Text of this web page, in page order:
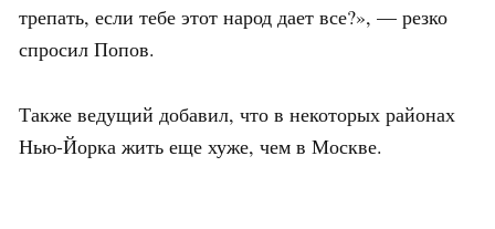
трепать, если тебе этот народ дает все?», — резко
спросил Попов.
Также ведущий добавил, что в некоторых районах
Нью-Йорка жить еще хуже, чем в Москве.